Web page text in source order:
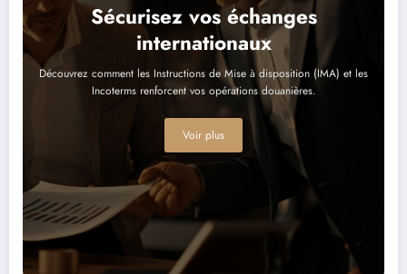
Sécurisez vos échanges
internationaux
Découvrez comment les Instructions de Mise à disposition (IMA) et les
Incoterms renforcent vos opérations douanières.
Voir plus